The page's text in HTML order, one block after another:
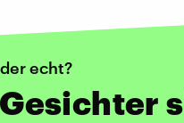
echt?